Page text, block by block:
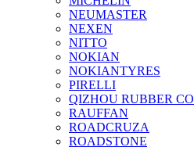
NEUMASTER
NEXEN
NITTO
NOKIAN
NOKIANTYRES
PIRELLI
QIZHOU RUBBER CO
RAUFFAN
ROADCRUZA
ROADSTONE